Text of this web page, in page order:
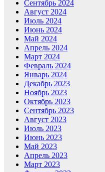
Сентябрь 2024
Август 2024
Июль 2024
Июнь 2024
Май 2024
Апрель 2024
Март 2024
Февраль 2024
Январь 2024
Декабрь 2023
Ноябрь 2023
Октябрь 2023
Сентябрь 2023
Август 2023
Июль 2023
Июнь 2023
Май 2023
Апрель 2023
Март 2023